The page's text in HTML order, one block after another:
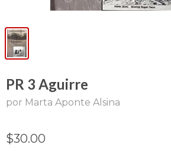
PR 3 Aguirre
por Marta Aponte Alsina
$30.00